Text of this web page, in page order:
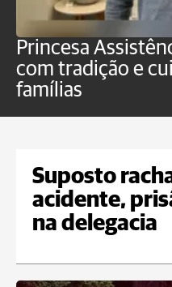
Princesa
com tradição e
famílias
Suposto
acidente,
na delegacia